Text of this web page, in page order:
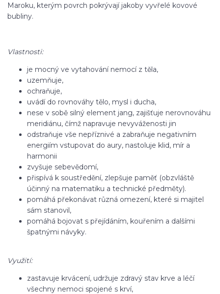
Maroku, kterým povrch pokrývají jakoby vyvřelé kovové
bubliny.
Vlastnosti:
je mocný ve vytahování nemocí z těla,
uzemňuje,
ochraňuje,
uvádí do rovnováhy tělo, mysl i ducha,
nese v sobě silný element jang, zajišťuje nerovnováhu
meridiánu, čímž napravuje nevyváženosti jin
odstraňuje vše nepříznivé a zabraňuje negativním
energiím vstupovat do aury, nastoluje klid, mír a
harmonii
zvyšuje sebevědomí,
přispívá k soustředění, zlepšuje paměť (obzvláště
účinný na matematiku a technické předměty).
pomáhá překonávat různá omezení, které si majitel
sám stanovil,
pomáhá bojovat s přejídáním, kouřením a dalšími
špatnými návyky.
Využití:
zastavuje krvácení, udržuje zdravý stav krve a léčí
všechny nemoci spojené s krví,